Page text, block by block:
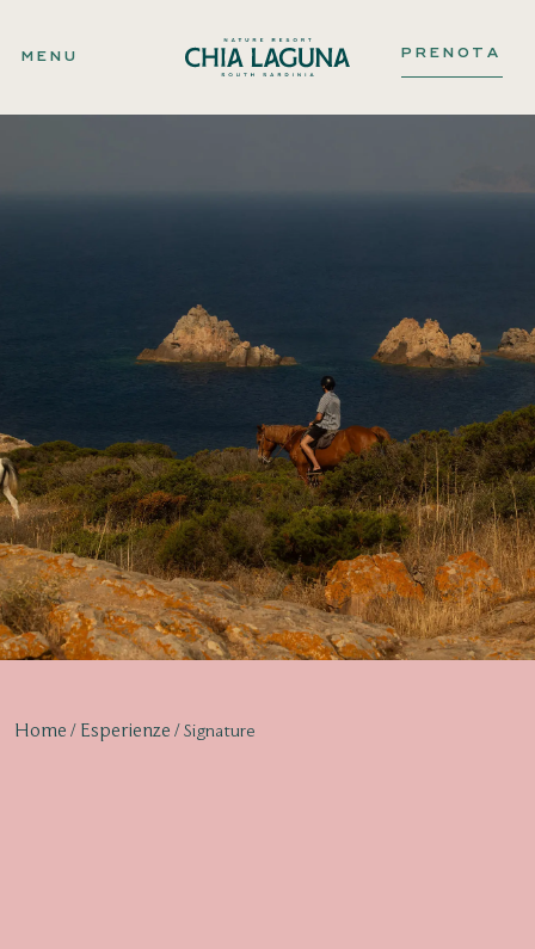
MENU PRENOTA
Home Esperienze Signature